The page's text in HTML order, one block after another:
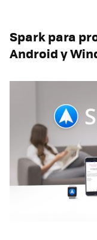
Spark para
Android y